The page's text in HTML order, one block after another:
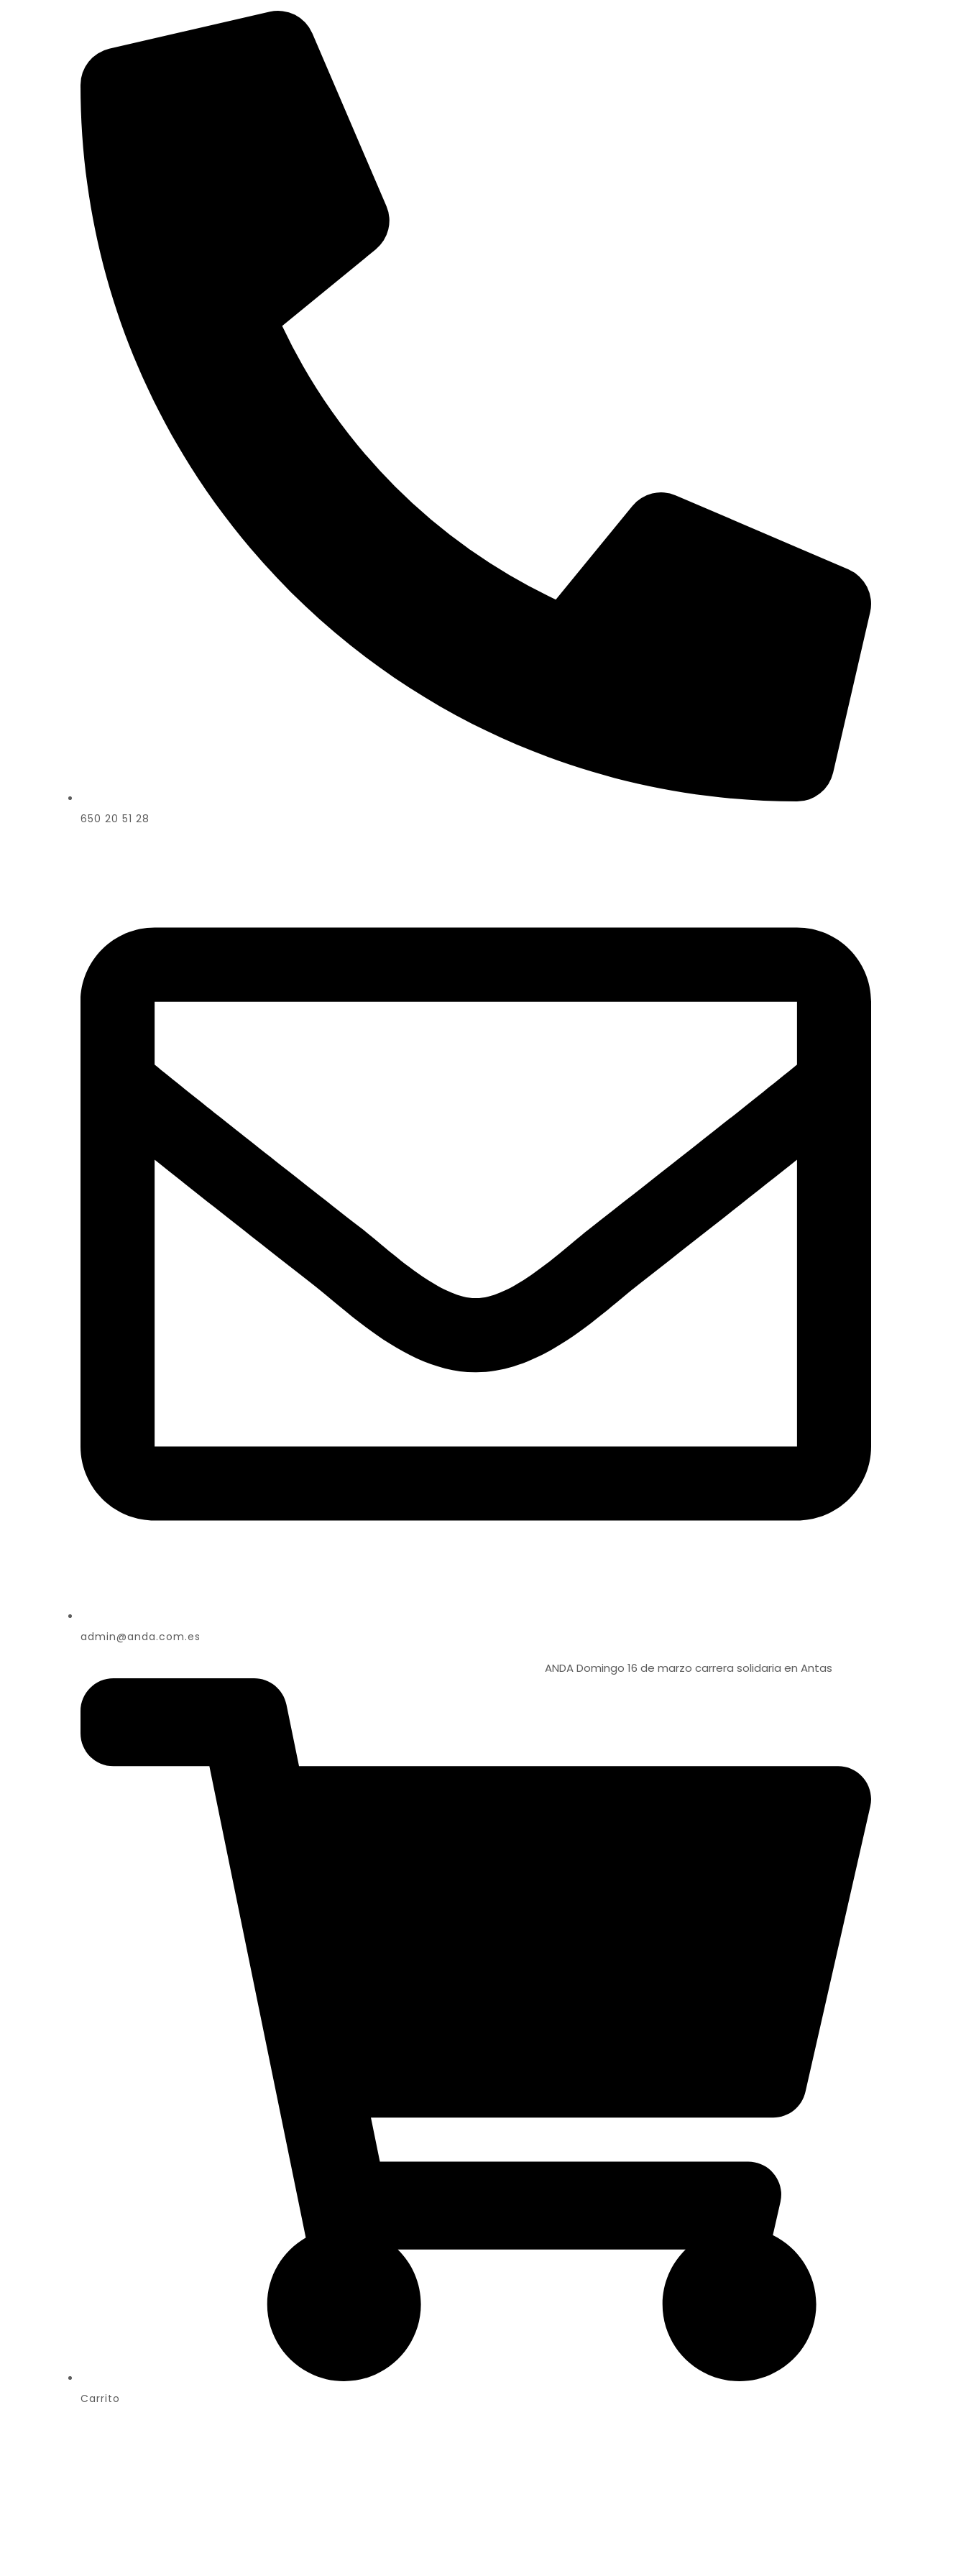
650 20 51 28
admin@anda.com.es
Domingo 16 de marzo carrera solidaria en Antas
Carrito